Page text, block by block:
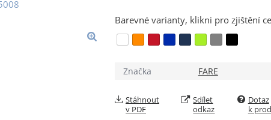
Barevné varianty, klikni pro zjištění
Značka FARE
Stáhnout
v PDF
Sdílet
odkaz
Dotaz
k